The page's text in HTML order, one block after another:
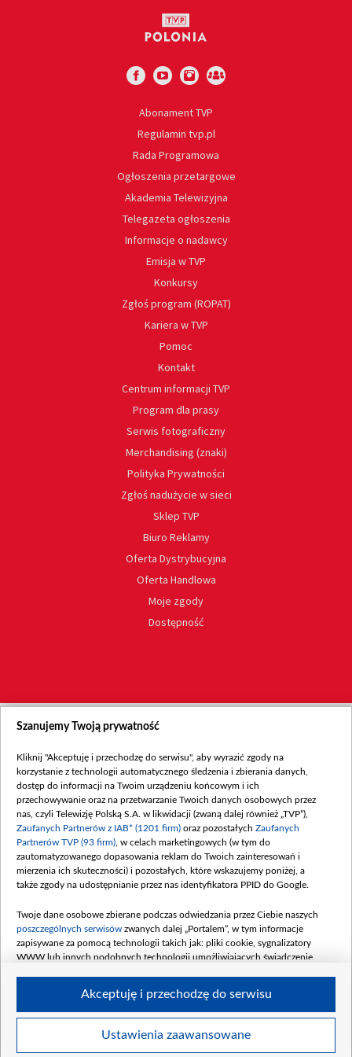
Abonament TVP
Regulamin tvp.pl
Rada Programowa
Ogłoszenia przetargowe
Akademia Telewizyjna
Telegazeta ogłoszenia
Informacje o nadawcy
Emisja w TVP
Konkursy
Zgłoś program (ROPAT)
Kariera w TVP
Pomoc
Kontakt
Centrum informacji TVP
Program dla prasy
Serwis fotograficzny
Merchandising (znaki)
Polityka Prywatności
Zgłoś nadużycie w sieci
Sklep TVP
Biuro Reklamy
Oferta Dystrybucyjna
Oferta Handlowa
Moje zgody
Dostępność
Szanujemy Twoją prywatność
Kliknij "Akceptuję i przechodzę do serwisu", aby wyrazić zgody na
korzystanie z technologii automatycznego śledzenia i zbierania danych,
dostęp do informacji na Twoim urządzeniu końcowym i ich
przechowywanie oraz na przetwarzanie Twoich danych osobowych przez
nas, czyli Telewizję Polską S.A. w likwidacji (zwaną dalej również „TVP”),
Zaufanych Partnerów z IAB* (1201 firm) oraz pozostałych Zaufanych
Partnerów TVP (93 firm) , w celach marketingowych (w tym do
zautomatyzowanego dopasowania reklam do Twoich zainteresowań i
mierzenia ich skuteczności) i pozostałych, które wskazujemy poniżej, a
także zgody na udostępnianie przez nas identyfikatora PPID do Google.
Twoje dane osobowe zbierane podczas odwiedzania przez Ciebie naszych
poszczególnych serwisów zwanych dalej „Portalem”, w tym informacje
zapisywane za pomocą technologii takich jak: pliki cookie, sygnalizatory
WWW lub innych podobnych technologii umożliwiających świadczenie
Twoje dane osobowe zbierane podczas odwiedzania przez Ciebie
Ustawienia zaawansowane
Akceptuję i przechodzę do serwisu